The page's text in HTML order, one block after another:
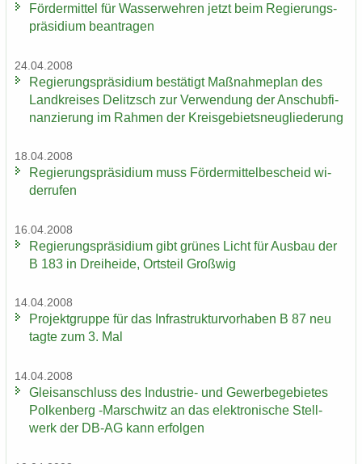
För­der­mit­tel für Was­ser­weh­ren jetzt beim Re­gie­rungs­
prä­si­di­um be­an­tra­gen
24.04.2008
Re­gie­rungs­prä­si­di­um be­stä­tigt Maß­nah­me­plan des
Land­krei­ses De­litzsch zur Ver­wen­dung der An­schub­fi­
nan­zie­rung im Rah­men der Kreis­ge­biets­neu­glie­de­rung
18.04.2008
Re­gie­rungs­prä­si­di­um muss För­der­mit­tel­be­scheid wi­
der­ru­fen
16.04.2008
Re­gie­rungs­prä­si­di­um gibt grü­nes Licht für Aus­bau der
B 183 in Drei­hei­de, Orts­teil Groß­wig
14.04.2008
Pro­jekt­grup­pe für das In­fra­struk­tur­vor­ha­ben B 87 neu
tagte zum 3. Mal
14.04.2008
Gleis­an­schluss des Industrie-​ und Ge­wer­be­ge­bie­tes
Pol­ken­berg -​Marschwitz an das elek­tro­ni­sche Stell­
werk der DB-AG kann er­fol­gen